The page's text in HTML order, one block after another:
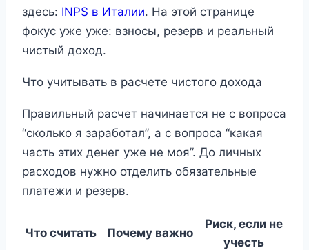
здесь: INPS в Италии. На этой странице
фокус уже уже: взносы, резерв и реальный
чистый доход.
Что учитывать в расчете чистого дохода
Правильный расчет начинается не с вопроса
“сколько я заработал”, а с вопроса “какая
часть этих денег уже не моя”. До личных
расходов нужно отделить обязательные
платежи и резерв.
Что считать Почему важно
Риск, если не
учесть